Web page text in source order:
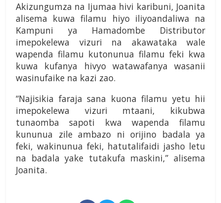
Akizungumza na Ijumaa hivi karibuni, Joanita
alisema kuwa filamu hiyo iliyoandaliwa na
Kampuni ya Hamadombe Distributor
imepokelewa vizuri na akawataka wale
wapenda filamu kutonunua filamu feki kwa
kuwa kufanya hivyo watawafanya wasanii
wasinufaike na kazi zao.
“Najisikia faraja sana kuona filamu yetu hii
imepokelewa vizuri mtaani, kikubwa
tunaomba sapoti kwa wapenda filamu
kununua zile ambazo ni orijino badala ya
feki, wakinunua feki, hatutalifaidi jasho letu
na badala yake tutakufa maskini,” alisema
Joanita.